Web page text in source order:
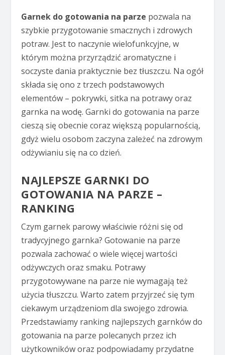
Garnek do gotowania na parze pozwala na
szybkie przygotowanie smacznych i zdrowych
potraw. Jest to naczynie wielofunkcyjne, w
którym można przyrządzić aromatyczne i
soczyste dania praktycznie bez tłuszczu. Na ogół
składa się ono z trzech podstawowych
elementów – pokrywki, sitka na potrawy oraz
garnka na wodę. Garnki do gotowania na parze
cieszą się obecnie coraz większą popularnością,
gdyż wielu osobom zaczyna zależeć na zdrowym
odżywianiu się na co dzień.
NAJLEPSZE GARNKI DO
GOTOWANIA NA PARZE –
RANKING
Czym garnek parowy właściwie różni się od
tradycyjnego garnka? Gotowanie na parze
pozwala zachować o wiele więcej wartości
odżywczych oraz smaku. Potrawy
przygotowywane na parze nie wymagają też
użycia tłuszczu. Warto zatem przyjrzeć się tym
ciekawym urządzeniom dla swojego zdrowia.
Przedstawiamy ranking najlepszych garnków do
gotowania na parze polecanych przez ich
użytkowników oraz podpowiadamy przydatne